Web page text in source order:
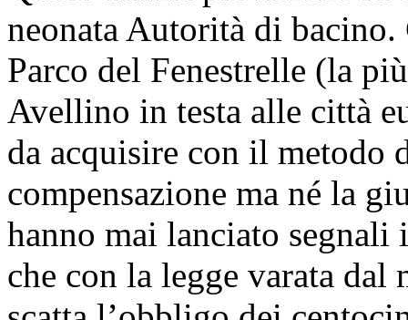
neonata Autorità di
Parco del Fenestrelle (la
Avellino in testa alle città
da acquisire con il metodo
compensazione ma né la
hanno mai lanciato segnali
che con la legge varata dal